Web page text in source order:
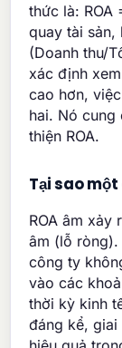
thức là: ROA
quay tài sản,
(Doanh thu/
xác định
cao hơn,
hai. Nó cung
thiện ROA.
Tại sao
ROA âm xảy
âm (lỗ
công ty
vào các
thời kỳ kinh
đáng kể, giai